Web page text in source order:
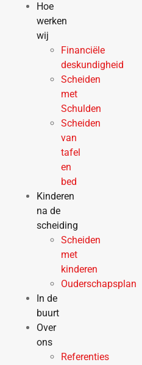
Hoe
werken
wij
Financiële
deskundigheid
Scheiden
met
Schulden
Scheiden
van
tafel
en
bed
Kinderen
na de
scheiding
Scheiden
met
kinderen
Ouderschapsplan
In de
buurt
Over
ons
Referenties